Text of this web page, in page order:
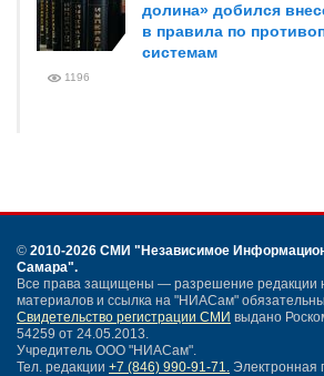
долина» добился
в правила по
системам
1196
© 2010-2026 СМИ "Независимое
Самара".
Все права защищены — разрешение редакции
материалов и ссылка на "НИАСам"
Свидетельство регистрации СМИ выдано
54259 от 24.05.2013.
Учредитель ООО "НИАСам".
Тел. редакции +7 (846) 990-91-71. Электронная